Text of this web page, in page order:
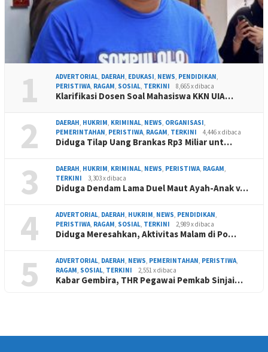
1 ADVERTORIAL, DAERAH, EDUKASI, NEWS, PENDIDIKAN,
PERISTIWA, RAGAM, SOSIAL, TERKINI 8,665 x dibaca
Klarifikasi Dosen Soal Mahasiswa KKN UIA…
2 DAERAH, HUKRIM, KRIMINAL, NEWS, ORGANISASI,
PEMERINTAHAN, PERISTIWA, RAGAM, TERKINI 4,446 x dibaca
Diduga Tilap Uang Brankas Rp3 Miliar unt…
3 DAERAH, HUKRIM, KRIMINAL, NEWS, PERISTIWA, RAGAM,
TERKINI
3,303 x dibaca
Diduga Dendam Lama Duel Maut Ayah-Anak v…
4 ADVERTORIAL, DAERAH, HUKRIM, NEWS, PENDIDIKAN,
PERISTIWA, RAGAM, SOSIAL, TERKINI 2,989 x dibaca
Diduga Meresahkan, Aktivitas Malam di Po…
5 ADVERTORIAL, DAERAH, NEWS, PEMERINTAHAN, PERISTIWA,
RAGAM, SOSIAL, TERKINI 2,551 x dibaca
Kabar Gembira, THR Pegawai Pemkab Sinjai…